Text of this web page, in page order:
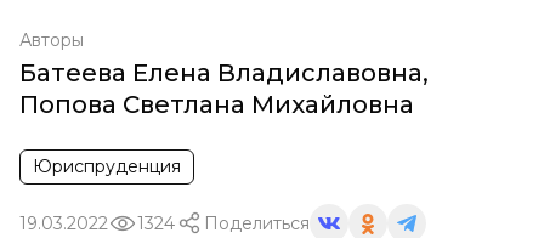
Авторы
Батеева Елена Владиславовна,
Попова Светлана Михайловна
Юриспруденция
19.03.2022 1324 Поделиться